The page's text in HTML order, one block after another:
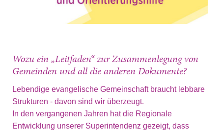
Wozu ein „Leitfaden“ zur Zusammenlegung von
Gemeinden und all die anderen Dokumente?
Lebendige evangelische Gemeinschaft braucht lebbare
Strukturen - davon sind wir überzeugt.
In den vergangenen Jahren hat die Regionale
Entwicklung unserer Superintendenz gezeigt, dass